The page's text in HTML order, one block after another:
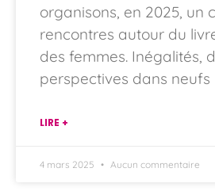
organisons, en 2025, un
rencontres autour du
des femmes. Inégalités,
perspectives dans neufs
LIRE +
4 mars 2025 Aucun commentaire